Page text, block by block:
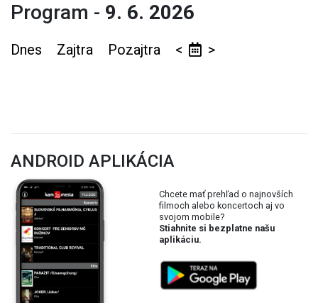
Program - 9. 6. 2026
Dnes Zajtra Pozajtra < >
ANDROID APLIKÁCIA
Chcete mať prehľad o najnovších
filmoch alebo koncertoch aj vo
svojom mobile?
Stiahnite si bezplatne našu
aplikáciu.